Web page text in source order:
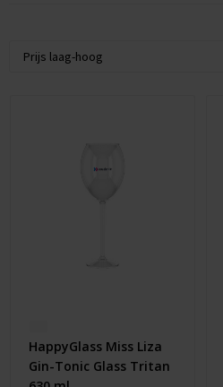
Outdoor & Vrije Tijd
HappyGlass Miss Liza
Gin-Tonic Glass Tritan